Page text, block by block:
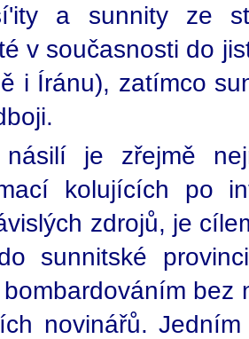
a sunnity ze
v současnosti do
i Íránu), zatímco
násilí je zřejmě
kolujících po
zdrojů, je
sunnitské
bez
novinářů.